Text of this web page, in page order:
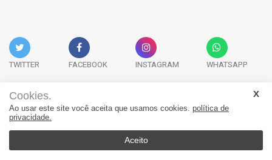
TWITTER FACEBOOK INSTAGRAM WHATSAPP
Acervo Digital Fale Conosco Quem Somos
Cookies.
Ao usar este site você aceita que usamos cookies. política de
privacidade.
Aceito